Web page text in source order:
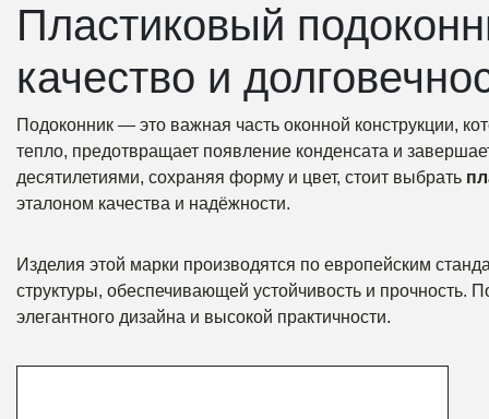
Пластиковый
качество и
Подоконник — это важная часть оконной конструкции,
тепло, предотвращает появление конденсата и
десятилетиями, сохраняя форму и цвет, стоит выбрать
эталоном качества и надёжности.
Изделия этой марки производятся по европейским
структуры, обеспечивающей устойчивость и прочность.
элегантного дизайна и высокой практичности.